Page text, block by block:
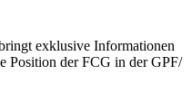
exklusive Informationen
Position der FCG in der GPF/